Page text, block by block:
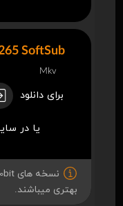
برای دانلود
یا در
SoftSub
Mkv
بهتری میباشند.